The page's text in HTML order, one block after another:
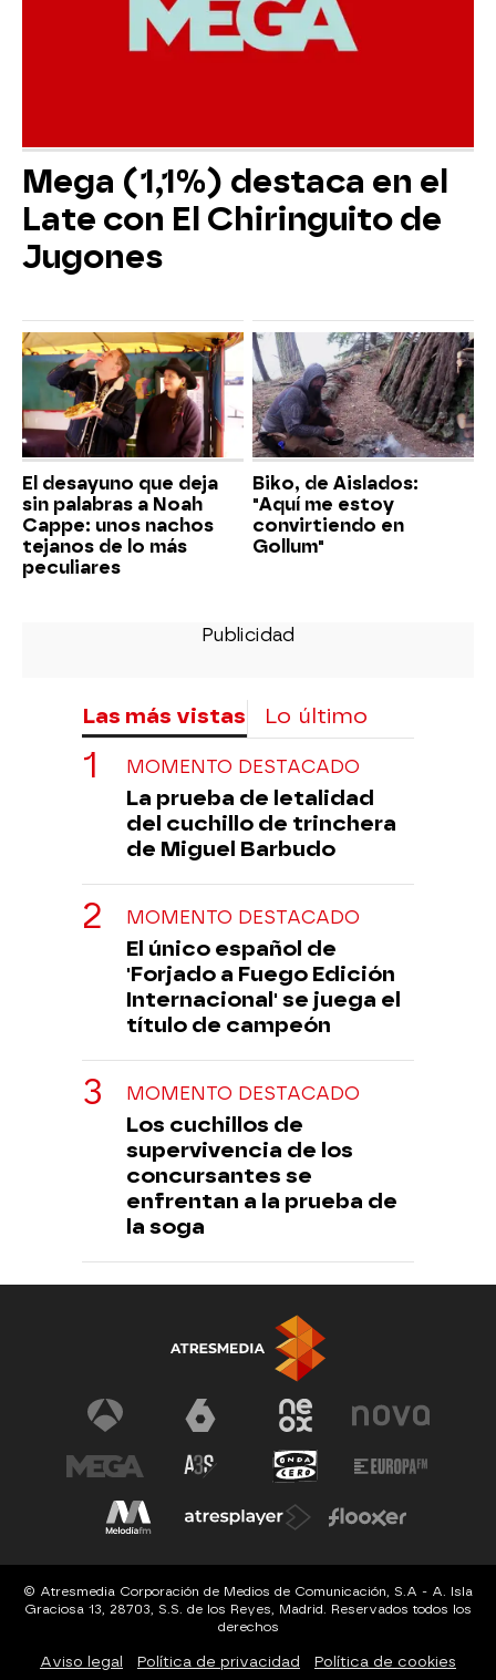
Mega (1,1%) destaca en el
Late con El Chiringuito de
Jugones
El desayuno que deja
sin palabras a Noah
Cappe: unos nachos
tejanos de lo más
peculiares
Biko, de Aislados:
"Aquí me estoy
convirtiendo en
Gollum"
Las más vistas Lo último
MOMENTO DESTACADO
La prueba de letalidad
del cuchillo de trinchera
de Miguel Barbudo
MOMENTO DESTACADO
El único español de
'Forjado a Fuego Edición
Internacional' se juega el
título de campeón
MOMENTO DESTACADO
Los cuchillos de
supervivencia de los
concursantes se
enfrentan a la prueba de
la soga
© Atresmedia Corporación de Medios de Comunicación, S.A - A. Isla
Graciosa 13, 28703, S.S. de los Reyes, Madrid. Reservados todos los
derechos
Aviso legal Política de privacidad Política de cookies